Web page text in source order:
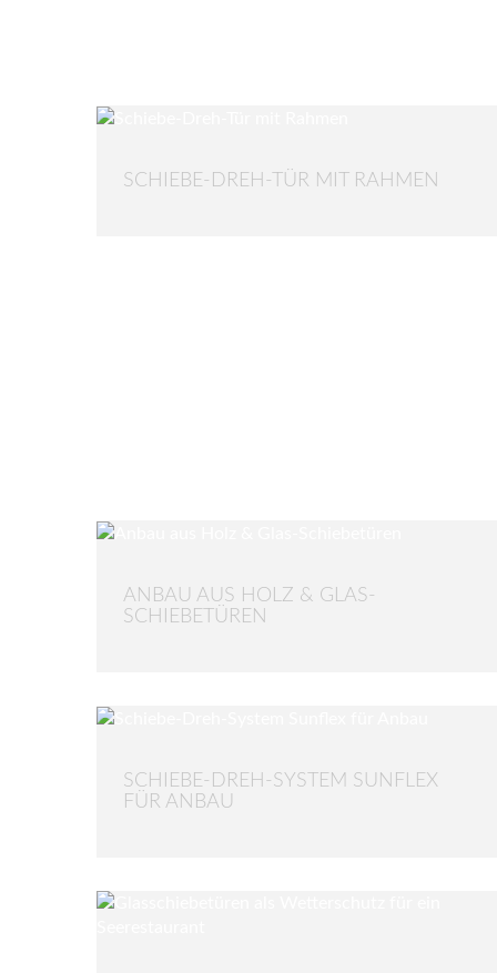
SCHIEBE-DREH-TÜR MIT RAHMEN
ANBAU AUS HOLZ & GLAS-
SCHIEBETÜREN
SCHIEBE-DREH-SYSTEM SUNFLEX
FÜR ANBAU